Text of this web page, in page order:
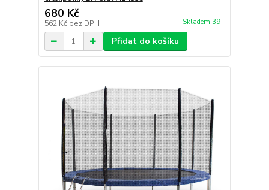
680 Kč
562 Kč bez DPH Skladem 39
Přidat do košíku